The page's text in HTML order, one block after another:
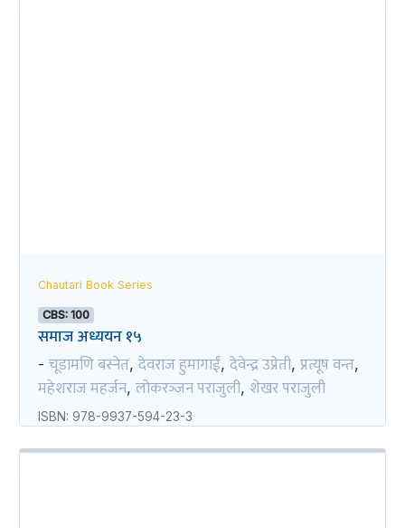
Chautari Book Series
CBS: 100
समाज अध्ययन १५
- चूडामणि बस्नेत, देवराज हुमागाईं, देवेन्द्र उप्रेती, प्रत्यूष वन्त,
महेशराज महर्जन, लोकरञ्‍जन पराजुली, शेखर पराजुली
ISBN: 978-9937-594-23-3